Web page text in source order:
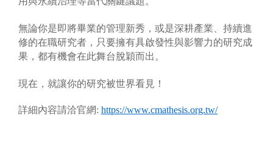
無論你是即將畢業的管理新秀，或是深耕產業、持續進
修的在職研究者，只要擁有具啟發性與影響力的研究成
果，都有機會在此舞台脫穎而出。
現在，就讓你的研究被世界看見！
詳細內容請洽官網: https://www.cmathesis.org.tw/